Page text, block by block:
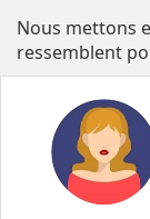
Nous mettons
ressemblent